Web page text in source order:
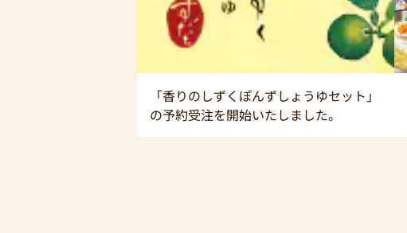
「香りのしずくぽんずしょうゆセット」
の予約受注を開始いたしました。